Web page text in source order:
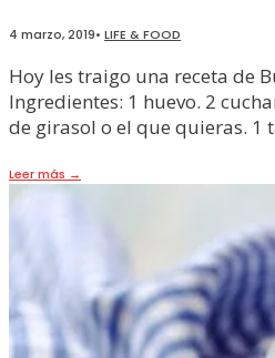
4 marzo, 2019• LIFE & FOOD
Hoy les traigo una receta de
Ingredientes: 1 huevo. 2
de girasol o el que quieras. 1
Leer más →